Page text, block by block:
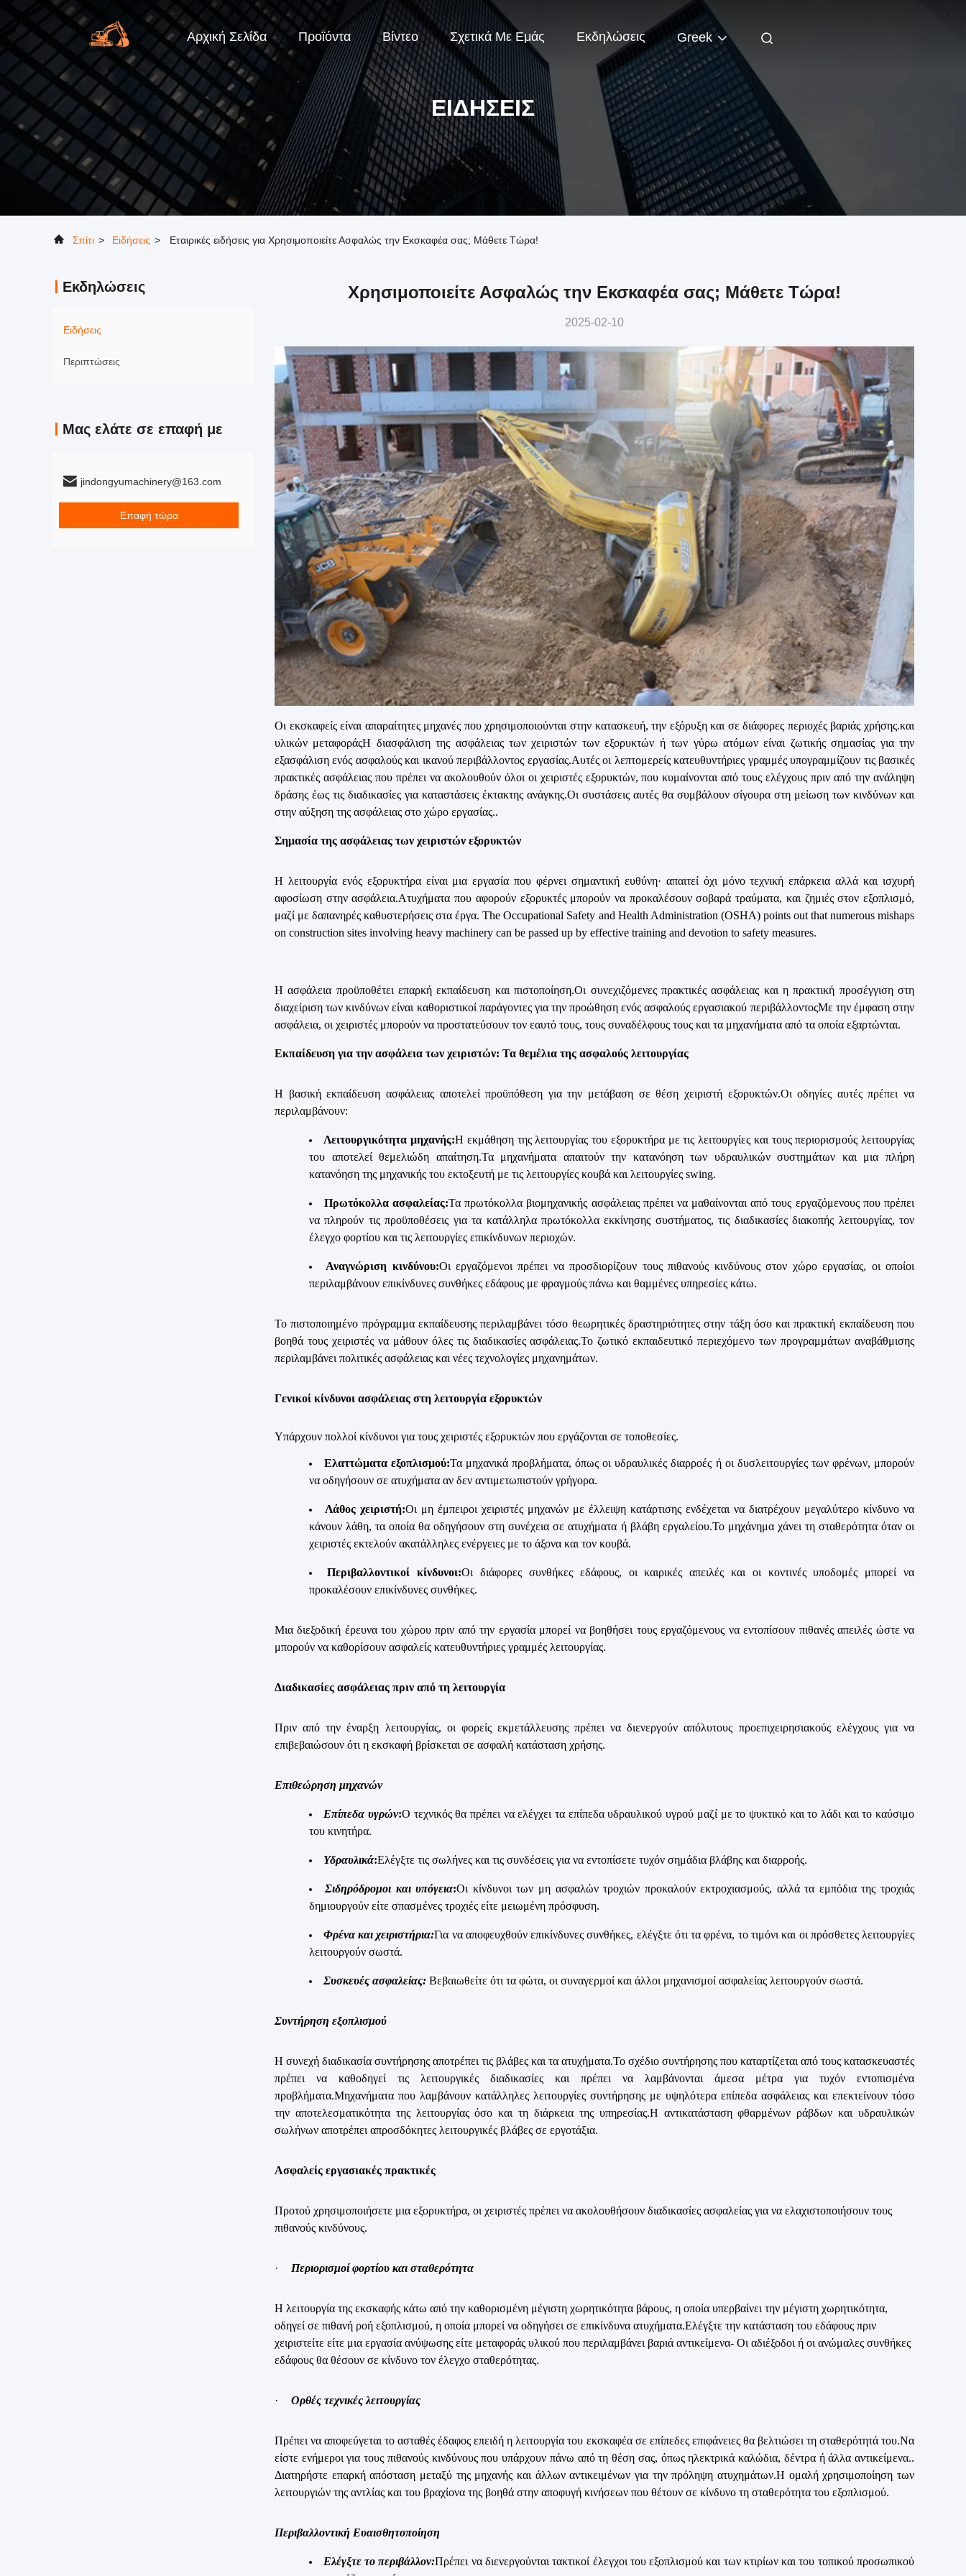
Αρχική Σελίδα Προϊόντα Βίντεο Σχετικά Με Εμάς Εκδηλώσεις Greek
ΕΙΔΉΣΕΙΣ
Σπίτι > Ειδήσεις > Εταιρικές ειδήσεις για Χρησιμοποιείτε Ασφαλώς την Εκσκαφέα σας; Μάθετε Τώρα!
Εκδηλώσεις
Ειδήσεις
Περιπτώσεις
Μας ελάτε σε επαφή με
jindongyumachinery@163.com
Επαφή τώρα
Χρησιμοποιείτε Ασφαλώς την Εκσκαφέα σας; Μάθετε Τώρα!
2025-02-10
Οι εκσκαφείς είναι απαραίτητες μηχανές που χρησιμοποιούνται στην κατασκευή, την εξόρυξη και σε διάφορες περιοχές βαριάς χρήσης.και
υλικών μεταφοράςΗ διασφάλιση της ασφάλειας των χειριστών των εξορυκτών ή των γύρω ατόμων είναι ζωτικής σημασίας για την
εξασφάλιση ενός ασφαλούς και ικανού περιβάλλοντος εργασίας.Αυτές οι λεπτομερείς κατευθυντήριες γραμμές υπογραμμίζουν τις βασικές
πρακτικές ασφάλειας που πρέπει να ακολουθούν όλοι οι χειριστές εξορυκτών, που κυμαίνονται από τους ελέγχους πριν από την ανάληψη
δράσης έως τις διαδικασίες για καταστάσεις έκτακτης ανάγκης.Οι συστάσεις αυτές θα συμβάλουν σίγουρα στη μείωση των κινδύνων και
στην αύξηση της ασφάλειας στο χώρο εργασίας..
Σημασία της ασφάλειας των χειριστών εξορυκτών
Η λειτουργία ενός εξορυκτήρα είναι μια εργασία που φέρνει σημαντική ευθύνη· απαιτεί όχι μόνο τεχνική επάρκεια αλλά και ισχυρή
αφοσίωση στην ασφάλεια.Ατυχήματα που αφορούν εξορυκτές μπορούν να προκαλέσουν σοβαρά τραύματα, και ζημιές στον εξοπλισμό,
μαζί με δαπανηρές καθυστερήσεις στα έργα. The Occupational Safety and Health Administration (OSHA) points out that numerous mishaps
on construction sites involving heavy machinery can be passed up by effective training and devotion to safety measures.
Η ασφάλεια προϋποθέτει επαρκή εκπαίδευση και πιστοποίηση.Οι συνεχιζόμενες πρακτικές ασφάλειας και η πρακτική προσέγγιση στη
διαχείριση των κινδύνων είναι καθοριστικοί παράγοντες για την προώθηση ενός ασφαλούς εργασιακού περιβάλλοντοςΜε την έμφαση στην
ασφάλεια, οι χειριστές μπορούν να προστατεύσουν τον εαυτό τους, τους συναδέλφους τους και τα μηχανήματα από τα οποία εξαρτώνται.
Εκπαίδευση για την ασφάλεια των χειριστών: Τα θεμέλια της ασφαλούς λειτουργίας
Η βασική εκπαίδευση ασφάλειας αποτελεί προϋπόθεση για την μετάβαση σε θέση χειριστή εξορυκτών.Οι οδηγίες αυτές πρέπει να
περιλαμβάνουν:
Λειτουργικότητα μηχανής:Η εκμάθηση της λειτουργίας του εξορυκτήρα με τις λειτουργίες και τους περιορισμούς λειτουργίας
του αποτελεί θεμελιώδη απαίτηση.Τα μηχανήματα απαιτούν την κατανόηση των υδραυλικών συστημάτων και μια πλήρη
κατανόηση της μηχανικής του εκτοξευτή με τις λειτουργίες κουβά και λειτουργίες swing.
Πρωτόκολλα ασφαλείας:Τα πρωτόκολλα βιομηχανικής ασφάλειας πρέπει να μαθαίνονται από τους εργαζόμενους που πρέπει
να πληρούν τις προϋποθέσεις για τα κατάλληλα πρωτόκολλα εκκίνησης συστήματος, τις διαδικασίες διακοπής λειτουργίας, τον
έλεγχο φορτίου και τις λειτουργίες επικίνδυνων περιοχών.
Αναγνώριση κινδύνου:Οι εργαζόμενοι πρέπει να προσδιορίζουν τους πιθανούς κινδύνους στον χώρο εργασίας, οι οποίοι
περιλαμβάνουν επικίνδυνες συνθήκες εδάφους με φραγμούς πάνω και θαμμένες υπηρεσίες κάτω.
Το πιστοποιημένο πρόγραμμα εκπαίδευσης περιλαμβάνει τόσο θεωρητικές δραστηριότητες στην τάξη όσο και πρακτική εκπαίδευση που
βοηθά τους χειριστές να μάθουν όλες τις διαδικασίες ασφάλειας.Το ζωτικό εκπαιδευτικό περιεχόμενο των προγραμμάτων αναβάθμισης
περιλαμβάνει πολιτικές ασφάλειας και νέες τεχνολογίες μηχανημάτων.
Γενικοί κίνδυνοι ασφάλειας στη λειτουργία εξορυκτών
Υπάρχουν πολλοί κίνδυνοι για τους χειριστές εξορυκτών που εργάζονται σε τοποθεσίες.
Ελαττώματα εξοπλισμού:Τα μηχανικά προβλήματα, όπως οι υδραυλικές διαρροές ή οι δυσλειτουργίες των φρένων, μπορούν
να οδηγήσουν σε ατυχήματα αν δεν αντιμετωπιστούν γρήγορα.
Λάθος χειριστή:Οι μη έμπειροι χειριστές μηχανών με έλλειψη κατάρτισης ενδέχεται να διατρέχουν μεγαλύτερο κίνδυνο να
κάνουν λάθη, τα οποία θα οδηγήσουν στη συνέχεια σε ατυχήματα ή βλάβη εργαλείου.Το μηχάνημα χάνει τη σταθερότητα όταν οι
χειριστές εκτελούν ακατάλληλες ενέργειες με το άξονα και τον κουβά.
Περιβαλλοντικοί κίνδυνοι:Οι διάφορες συνθήκες εδάφους, οι καιρικές απειλές και οι κοντινές υποδομές μπορεί να
προκαλέσουν επικίνδυνες συνθήκες.
Μια διεξοδική έρευνα του χώρου πριν από την εργασία μπορεί να βοηθήσει τους εργαζόμενους να εντοπίσουν πιθανές απειλές ώστε να
μπορούν να καθορίσουν ασφαλείς κατευθυντήριες γραμμές λειτουργίας.
Διαδικασίες ασφάλειας πριν από τη λειτουργία
Πριν από την έναρξη λειτουργίας, οι φορείς εκμετάλλευσης πρέπει να διενεργούν απόλυτους προεπιχειρησιακούς ελέγχους για να
επιβεβαιώσουν ότι η εκσκαφή βρίσκεται σε ασφαλή κατάσταση χρήσης.
Επιθεώρηση μηχανών
Επίπεδα υγρών:Ο τεχνικός θα πρέπει να ελέγχει τα επίπεδα υδραυλικού υγρού μαζί με το ψυκτικό και το λάδι και το καύσιμο
του κινητήρα.
Υδραυλικά:Ελέγξτε τις σωλήνες και τις συνδέσεις για να εντοπίσετε τυχόν σημάδια βλάβης και διαρροής.
Σιδηρόδρομοι και υπόγεια:Οι κίνδυνοι των μη ασφαλών τροχιών προκαλούν εκτροχιασμούς, αλλά τα εμπόδια της τροχιάς
δημιουργούν είτε σπασμένες τροχιές είτε μειωμένη πρόσφυση.
Φρένα και χειριστήρια:Για να αποφευχθούν επικίνδυνες συνθήκες, ελέγξτε ότι τα φρένα, το τιμόνι και οι πρόσθετες λειτουργίες
λειτουργούν σωστά.
Συσκευές ασφαλείας: Βεβαιωθείτε ότι τα φώτα, οι συναγερμοί και άλλοι μηχανισμοί ασφαλείας λειτουργούν σωστά.
Συντήρηση εξοπλισμού
Η συνεχή διαδικασία συντήρησης αποτρέπει τις βλάβες και τα ατυχήματα.Το σχέδιο συντήρησης που καταρτίζεται από τους κατασκευαστές
πρέπει να καθοδηγεί τις λειτουργικές διαδικασίες και πρέπει να λαμβάνονται άμεσα μέτρα για τυχόν εντοπισμένα
προβλήματα.Μηχανήματα που λαμβάνουν κατάλληλες λειτουργίες συντήρησης με υψηλότερα επίπεδα ασφάλειας και επεκτείνουν τόσο
την αποτελεσματικότητα της λειτουργίας όσο και τη διάρκεια της υπηρεσίας.Η αντικατάσταση φθαρμένων ράβδων και υδραυλικών
σωλήνων αποτρέπει απροσδόκητες λειτουργικές βλάβες σε εργοτάξια.
Ασφαλείς εργασιακές πρακτικές
Προτού χρησιμοποιήσετε μια εξορυκτήρα, οι χειριστές πρέπει να ακολουθήσουν διαδικασίες ασφαλείας για να ελαχιστοποιήσουν τους
πιθανούς κινδύνους.
· Περιορισμοί φορτίου και σταθερότητα
Η λειτουργία της εκσκαφής κάτω από την καθορισμένη μέγιστη χωρητικότητα βάρους, η οποία υπερβαίνει την μέγιστη χωρητικότητα,
οδηγεί σε πιθανή ροή εξοπλισμού, η οποία μπορεί να οδηγήσει σε επικίνδυνα ατυχήματα.Ελέγξτε την κατάσταση του εδάφους πριν
χειριστείτε είτε μια εργασία ανύψωσης είτε μεταφοράς υλικού που περιλαμβάνει βαριά αντικείμενα- Οι αδιέξοδοι ή οι ανώμαλες συνθήκες
εδάφους θα θέσουν σε κίνδυνο τον έλεγχο σταθερότητας.
· Ορθές τεχνικές λειτουργίας
Πρέπει να αποφεύγεται το ασταθές έδαφος επειδή η λειτουργία του εκσκαφέα σε επίπεδες επιφάνειες θα βελτιώσει τη σταθερότητά του.Να
είστε ενήμεροι για τους πιθανούς κινδύνους που υπάρχουν πάνω από τη θέση σας, όπως ηλεκτρικά καλώδια, δέντρα ή άλλα αντικείμενα..
Διατηρήστε επαρκή απόσταση μεταξύ της μηχανής και άλλων αντικειμένων για την πρόληψη ατυχημάτων.Η ομαλή χρησιμοποίηση των
λειτουργιών της αντλίας και του βραχίονα της βοηθά στην αποφυγή κινήσεων που θέτουν σε κίνδυνο τη σταθερότητα του εξοπλισμού.
Περιβαλλοντική Ευαισθητοποίηση
Ελέγξτε το περιβάλλον:Πρέπει να διενεργούνται τακτικοί έλεγχοι του εξοπλισμού και των κτιρίων και του τοπικού προσωπικού